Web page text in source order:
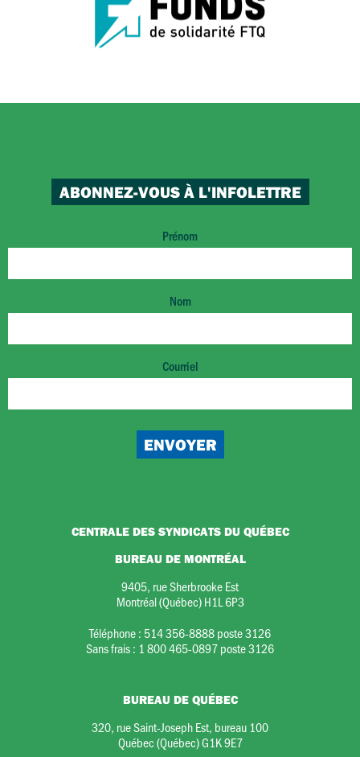
ABONNEZ-VOUS À L'INFOLETTRE
Prénom
Nom
Courriel
CENTRALE DES SYNDICATS DU QUÉBEC
BUREAU DE MONTRÉAL
9405, rue Sherbrooke Est
Montréal (Québec) H1L 6P3
Téléphone : 514 356-8888 poste 3126
Sans frais : 1 800 465-0897 poste 3126
BUREAU DE QUÉBEC
320, rue Saint-Joseph Est, bureau 100
Québec (Québec) G1K 9E7